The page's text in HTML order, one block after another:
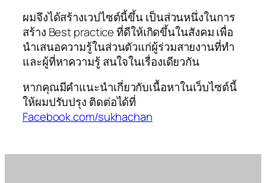
ผมจึงได้สร้างเวปไซต์นี้ขึ้น เป็นส่วนหนึ่งในการ
สร้าง Best practice ที่ดีให้เกิดขึ้นในสังคม เพื่อ
นำเสนอความรู้ในส่วนตัวแก่ผู้ร่วมสายงานที่ทำ
และผู้ที่หาความรู้ สนใจในเรื่องเดียวกัน
หากคุณมีคำแนะนำเกี่ยวกับเนื้อหาในเว็บไซต์นี้
ให้ผมปรับปรุง ติดต่อได้ที่
Facebook.com/sukhachan